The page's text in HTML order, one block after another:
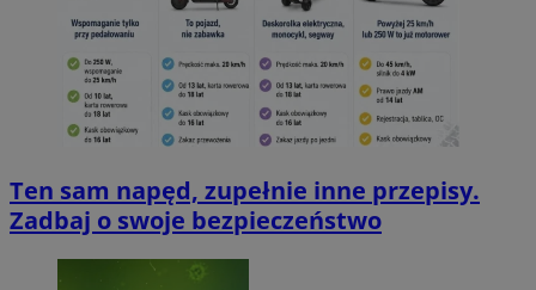
Ten sam napęd, zupełnie inne przepisy.
Zadbaj o swoje bezpieczeństwo